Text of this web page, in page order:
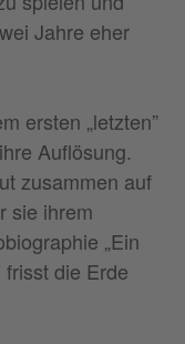
Jahre eher
ersten „letzten”
Auflösung.
zusammen auf
sie ihrem
„Ein
die Erde